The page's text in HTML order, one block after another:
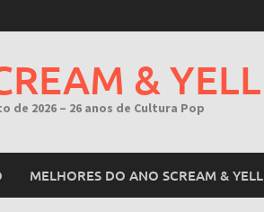
& YELL
de 2026 – 26 anos de Cultura Pop
MELHORES DO ANO SCREAM & YELL